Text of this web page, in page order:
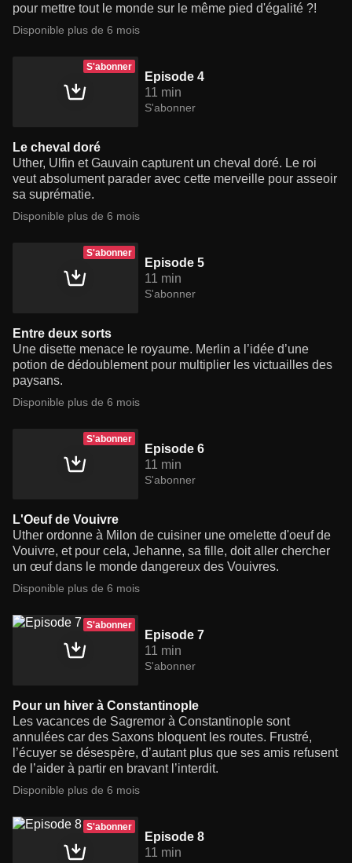
pour mettre tout le monde sur le même pied d'égalité ?!
Disponible plus de 6 mois
S'abonner
Episode 4
11 min
S'abonner
Le cheval doré
Uther, Ulfin et Gauvain capturent un cheval doré. Le roi
veut absolument parader avec cette merveille pour asseoir
sa suprématie.
Disponible plus de 6 mois
S'abonner
Episode 5
11 min
S'abonner
Entre deux sorts
Une disette menace le royaume. Merlin a l’idée d’une
potion de dédoublement pour multiplier les victuailles des
paysans.
Disponible plus de 6 mois
S'abonner
Episode 6
11 min
S'abonner
L'Oeuf de Vouivre
Uther ordonne à Milon de cuisiner une omelette d'oeuf de
Vouivre, et pour cela, Jehanne, sa fille, doit aller chercher
un œuf dans le monde dangereux des Vouivres.
Disponible plus de 6 mois
S'abonner
Episode 7
11 min
S'abonner
Pour un hiver à Constantinople
Les vacances de Sagremor à Constantinople sont
annulées car des Saxons bloquent les routes. Frustré,
l’écuyer se désespère, d’autant plus que ses amis refusent
de l’aider à partir en bravant l’interdit.
Disponible plus de 6 mois
S'abonner
Episode 8
11 min